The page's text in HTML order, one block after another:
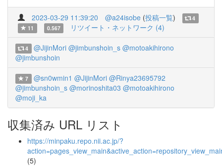
2023-03-29 11:39:20 @a24isobe (投稿一覧)
4
11
0.567 リツイート・ネットワーク (4)
4 @JijinMori @jimbunshoin_s @motoakihirono
@jimbunshoin
7 @sn0wmin1 @JijinMori @Rinya23695792
@jimbunshoin_s @morinoshita03 @motoakihirono
@moji_ka
収集済み URL リスト
https://minpaku.repo.nii.ac.jp/?
(5)